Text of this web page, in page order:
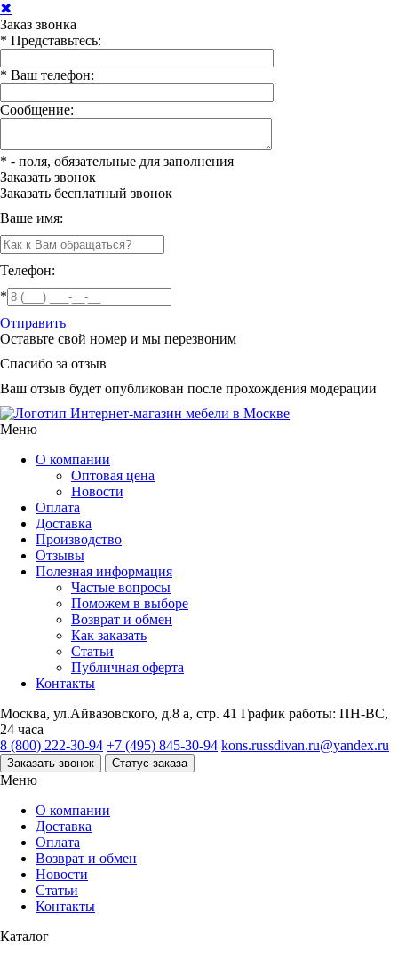
✖
Заказ звонка
* Представьтесь:
* Ваш телефон:
Сообщение:
* - поля, обязательные для заполнения
Заказать звонок
Заказать бесплатный звонок
Ваше имя:
Телефон:
*
Отправить
Оставьте свой номер и мы перезвоним
Спасибо за отзыв
Ваш отзыв будет опубликован после прохождения модерации
Интернет-магазин мебели в Москве
Меню
О компании
Оптовая цена
Новости
Оплата
Доставка
Производство
Отзывы
Полезная информация
Частые вопросы
Поможем в выборе
Возврат и обмен
Как заказать
Статьи
Публичная оферта
Контакты
Москва, ул.Айвазовского, д.8 а, стр. 41 График работы: ПН-ВС,
24 часа
8 (800) 222-30-94 +7 (495) 845-30-94 kons.russdivan.ru@yandex.ru
Заказать звонок Статус заказа
Меню
О компании
Доставка
Оплата
Возврат и обмен
Новости
Статьи
Контакты
Каталог